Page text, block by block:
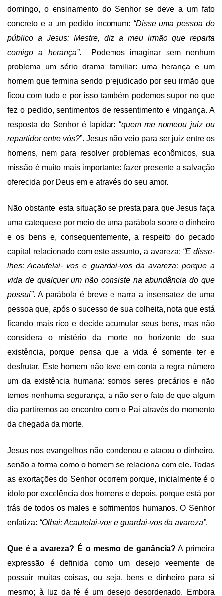
domingo, o ensinamento do Senhor se deve a um fato
concreto e a um pedido incomum: “Disse uma pessoa do
público a Jesus: Mestre, diz a meu irmão que reparta
comigo a herança”. Podemos imaginar sem nenhum
problema um sério drama familiar: uma herança e um
homem que termina sendo prejudicado por seu irmão que
ficou com tudo e por isso também podemos supor no que
fez o pedido, sentimentos de ressentimento e vingança. A
resposta do Senhor é lapidar: “quem me nomeou juiz ou
repartidor entre vós?”. Jesus não veio para ser juiz entre os
homens, nem para resolver problemas econômicos, sua
missão é muito mais importante: fazer presente a salvação
oferecida por Deus em e através do seu amor.
Não obstante, esta situação se presta para que Jesus faça
uma catequese por meio de uma parábola sobre o dinheiro
e os bens e, consequentemente, a respeito do pecado
capital relacionado com este assunto, a avareza: “E disse-
lhes: Acautelai- vos e guardai-vos da avareza; porque a
vida de qualquer um não consiste na abundância do que
possui”. A parábola é breve e narra a insensatez de uma
pessoa que, após o sucesso de sua colheita, nota que está
ficando mais rico e decide acumular seus bens, mas não
considera o mistério da morte no horizonte de sua
existência, porque pensa que a vida é somente ter e
desfrutar. Este homem não teve em conta a regra número
um da existência humana: somos seres precários e não
temos nenhuma segurança, a não ser o fato de que algum
dia partiremos ao encontro com o Pai através do momento
da chegada da morte.
Jesus nos evangelhos não condenou e atacou o dinheiro,
senão a forma como o homem se relaciona com ele. Todas
as exortações do Senhor ocorrem porque, inicialmente é o
ídolo por excelência dos homens e depois, porque está por
trás de todos os males e sofrimentos humanos. O Senhor
enfatiza: “Olhai: Acautelai-vos e guardai-vos da avareza”.
Que é a avareza? É o mesmo de ganância? A primeira
expressão é definida como um desejo veemente de
possuir muitas coisas, ou seja, bens e dinheiro para si
mesmo; à luz da fé é um desejo desordenado. Embora